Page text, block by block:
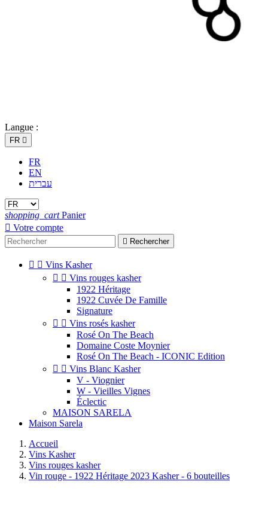
Langue :
FR 
FR
EN
עברית
shopping_cart Panier
 Votre compte
 Rechercher
  Vins Kasher
  Vins rouges kasher
1922 Héritage
1922 Cuvée De Famille
Signature
  Vins rosés kasher
Rosé On The Beach
Domaine Coste Moynier
Rosé On The Beach - ICONIC Edition
  Vins Blanc Kasher
V - Viognier
W - Vieilles Vignes
Éclectic
MAISON SARELA
Maison Sarela
Accueil
Vins Kasher
Vins rouges kasher
Vin rouge - 1922 Héritage 2023 Kasher - 6 bouteilles